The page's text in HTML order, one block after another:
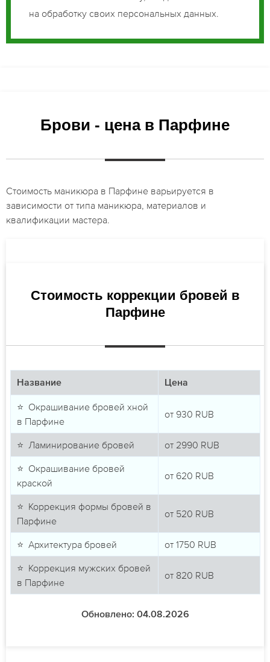
на обработку своих персональных данных.
Брови - цена в Парфине
Стоимость маникюра в Парфине варьируется в
зависимости от типа маникюра, материалов и
квалификации мастера.
Стоимость коррекции бровей в
Парфине
Название Цена
⭐ Окрашивание бровей хной
в Парфине
от 930 RUB
⭐ Ламинирование бровей от 2990 RUB
⭐ Окрашивание бровей
краской
от 620 RUB
⭐ Коррекция формы бровей в
Парфине
от 520 RUB
⭐ Архитектура бровей от 1750 RUB
⭐ Коррекция мужских бровей
в Парфине
от 820 RUB
Обновлено: 04.08.2026